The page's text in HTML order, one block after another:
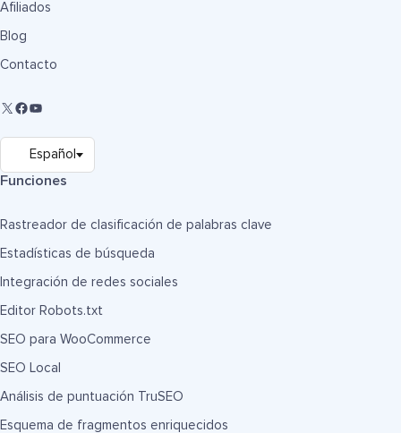
Afiliados
Blog
Contacto
Funciones
Rastreador de clasificación de palabras clave
Estadísticas de búsqueda
Integración de redes sociales
Editor Robots.txt
SEO para WooCommerce
SEO Local
Análisis de puntuación TruSEO
Esquema de fragmentos enriquecidos